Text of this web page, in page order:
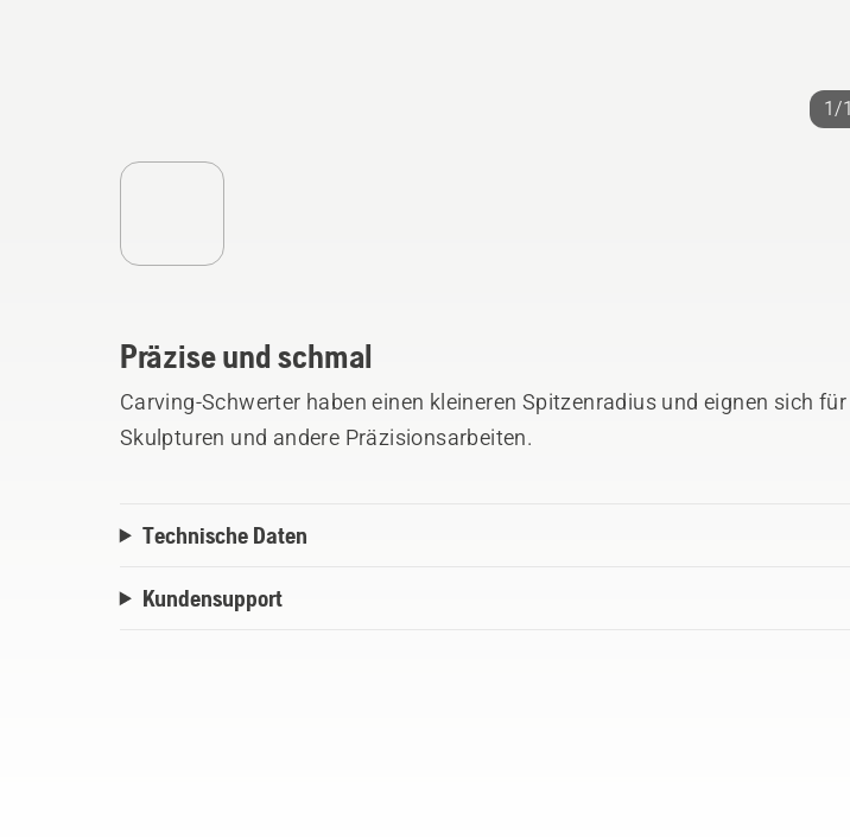
1/1
Präzise und schmal
Carving-Schwerter haben einen kleineren Spitzenradius und eignen sich für
Skulpturen und andere Präzisionsarbeiten.
Technische Daten
Kundensupport